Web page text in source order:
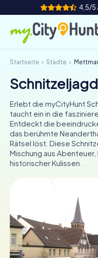
4,5/5
So funktioniert's
Städte
Touren
Teamevent
Tickets
FR
NL
Startseite Städte
Erlebt die myCityHunt
taucht ein in die
Entdeckt die
das berühmte
Rätsel löst. Diese
Mischung aus
historischer Kulissen.